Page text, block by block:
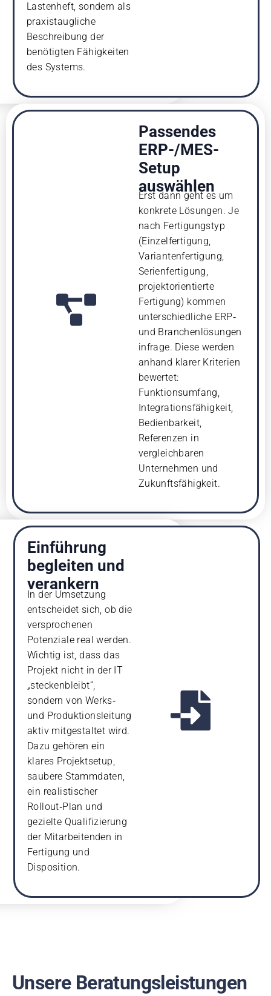
Lastenheft, sondern als
praxistaugliche
Beschreibung der
benötigten Fähigkeiten
des Systems.
Passendes
ERP-/MES-
Setup
auswählen
Erst dann geht es um
konkrete Lösungen. Je
nach Fertigungstyp
(Einzelfertigung,
Variantenfertigung,
Serienfertigung,
projektorientierte
Fertigung) kommen
unterschiedliche ERP‑
und Branchenlösungen
infrage. Diese werden
anhand klarer Kriterien
bewertet:
Funktionsumfang,
Integrationsfähigkeit,
Bedienbarkeit,
Referenzen in
vergleichbaren
Unternehmen und
Zukunftsfähigkeit.
Einführung
begleiten und
verankern
In der Umsetzung
entscheidet sich, ob die
versprochenen
Potenziale real werden.
Wichtig ist, dass das
Projekt nicht in der IT
„steckenbleibt“,
sondern von Werks‑
und Produktionsleitung
aktiv mitgestaltet wird.
Dazu gehören ein
klares Projektsetup,
saubere Stammdaten,
ein realistischer
Rollout‑Plan und
gezielte Qualifizierung
der Mitarbeitenden in
Fertigung und
Disposition.
Unsere Beratungsleistungen